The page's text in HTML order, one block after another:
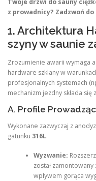
Twoje drzwi do sauny
z prowadnicy? Zadzwoń do
1. Architektura
szyny w saunie
Zrozumienie awarii wymaga
hardware szklany w
profesjonalnych systemach
mechanizm jezdny składa się
A. Profile
Wykonane zazwyczaj z
gatunku 316L.
Wyzwanie:
został
wpływem gorąca